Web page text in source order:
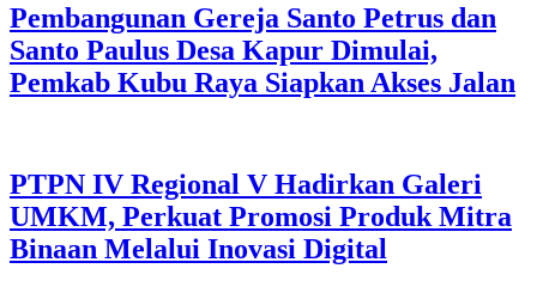
Pembangunan Gereja Santo Petrus dan
Santo Paulus Desa Kapur Dimulai,
Pemkab Kubu Raya Siapkan Akses Jalan
PTPN IV Regional V Hadirkan Galeri
UMKM, Perkuat Promosi Produk Mitra
Binaan Melalui Inovasi Digital